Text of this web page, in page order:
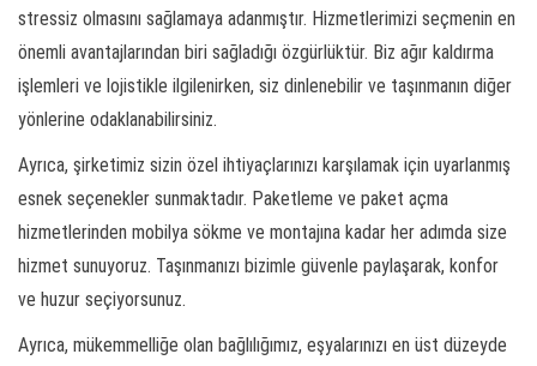
stressiz olmasını sağlamaya adanmıştır. Hizmetlerimizi seçmenin en
önemli avantajlarından biri sağladığı özgürlüktür. Biz ağır kaldırma
işlemleri ve lojistikle ilgilenirken, siz dinlenebilir ve taşınmanın diğer
yönlerine odaklanabilirsiniz.
Ayrıca, şirketimiz sizin özel ihtiyaçlarınızı karşılamak için uyarlanmış
esnek seçenekler sunmaktadır. Paketleme ve paket açma
hizmetlerinden mobilya sökme ve montajına kadar her adımda size
hizmet sunuyoruz. Taşınmanızı bizimle güvenle paylaşarak, konfor
ve huzur seçiyorsunuz.
Ayrıca, mükemmelliğe olan bağlılığımız, eşyalarınızı en üst düzeyde